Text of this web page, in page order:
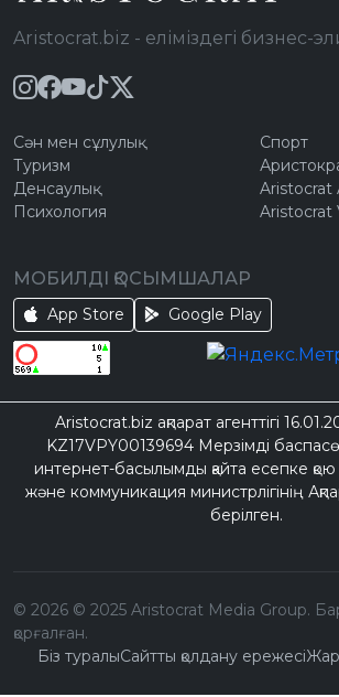
Aristocrat.biz - еліміздегі бизнес-
Сән мен сұлулық
Туризм
Денсаулық
Психология
Спорт
Aristocrat
Aristocrat
МОБИЛДІ ҚОСЫМШАЛАР
App Store Google Play
Aristocrat.biz ақпарат агенттігі
KZ17VPY00139694 Мерзімді
интернет-басылымды қайта есепке қою
және коммуникация министрлігінің
берілген.
© 2026 © 2025 Aristocrat Media Group.
қорғалған.
Біз туралыСайтты қолдану ережесі